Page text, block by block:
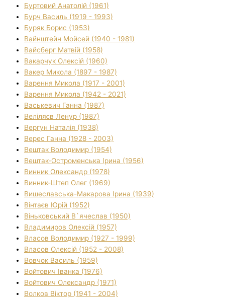
Буртовий Анатолій (1961)
Бурч Василь (1919 - 1993)
Буряк Борис (1953)
Вайнштейн Мойсей (1940 - 1981)
Вайсберг Матвій (1958)
Вакарчук Олексій (1960)
Вакер Микола (1897 - 1987)
Варення Микола (1917 - 2001)
Варення Микола (1942 - 2021)
Васькевич Ганна (1987)
Веліляєв Ленур (1987)
Вергун Наталія (1938)
Верес Ганна (1928 - 2003)
Вештак Володимир (1954)
Вештак-Остроменська Ірина (1956)
Винник Олександр (1978)
Винник-Штеп Олег (1969)
Вишеславська-Макарова Ірина (1939)
Вінтаєв Юрій (1952)
Віньковський В`ячеслав (1950)
Владимиров Олексій (1957)
Власов Володимир (1927 - 1999)
Власов Олексій (1952 - 2008)
Вовчок Василь (1959)
Войтович Іванка (1976)
Войтович Олександр (1971)
Волков Віктор (1941 - 2004)